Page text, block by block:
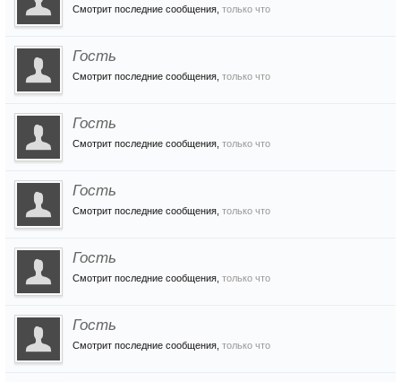
Смотрит последние сообщения, только что
Гость
Смотрит последние сообщения, только что
Гость
Смотрит последние сообщения, только что
Гость
Смотрит последние сообщения, только что
Гость
Смотрит последние сообщения, только что
Гость
Смотрит последние сообщения, только что